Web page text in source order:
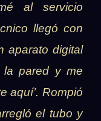
al servicio
llegó con
aparato digital
la pared y me
aquí’. Rompió
el tubo y